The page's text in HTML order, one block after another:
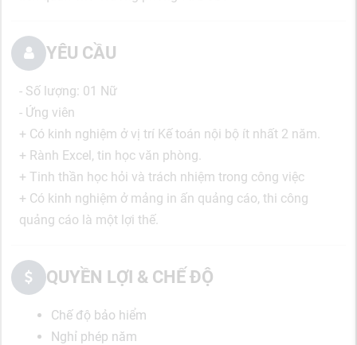
YÊU CẦU
- Số lượng: 01 Nữ
- Ứng viên
+ Có kinh nghiệm ở vị trí Kế toán nội bộ ít nhất 2 năm.
+ Rành Excel, tin học văn phòng.
+ Tinh thần học hỏi và trách nhiệm trong công việc
+ Có kinh nghiệm ở mảng in ấn quảng cáo, thi công
quảng cáo là một lợi thế.
QUYỀN LỢI & CHẾ ĐỘ
Chế độ bảo hiểm
Nghỉ phép năm